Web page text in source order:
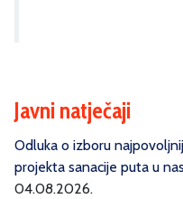
Javni natječaji
Odluka o izboru
projekta sanacije puta u
04.08.2026.